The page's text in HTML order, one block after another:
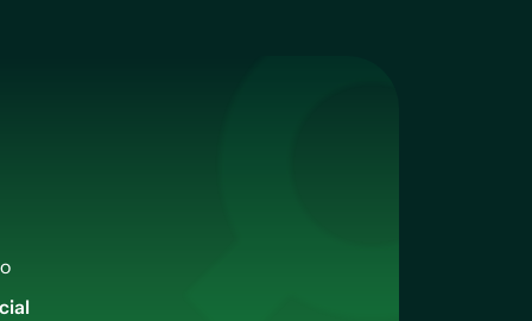
ial